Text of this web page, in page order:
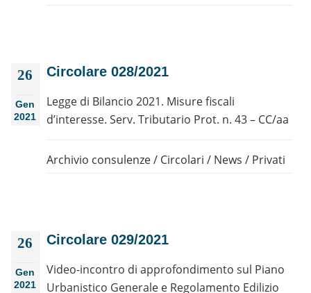
26
Gen
2021
Circolare 028/2021
Legge di Bilancio 2021. Misure fiscali
d’interesse. Serv. Tributario Prot. n. 43 – CC/aa
Archivio consulenze/ Circolari / News / Privati
26
Gen
2021
Circolare 029/2021
Video-incontro di approfondimento sul Piano
Urbanistico Generale e Regolamento Edilizio